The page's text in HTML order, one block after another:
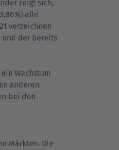
zeigt sich,
alle
verzeichnen
und der bereits
Wachstum
anderen
bei den
Märkten. Die